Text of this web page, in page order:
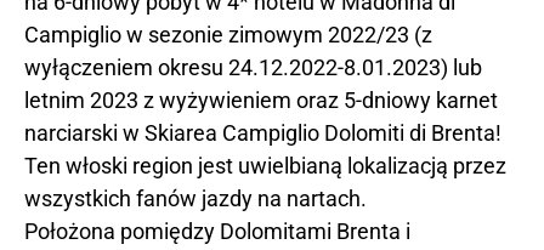
Campiglio w sezonie zimowym 2022/23 (z
wyłączeniem okresu 24.12.2022-8.01.2023) lub
letnim 2023 z wyżywieniem oraz 5-dniowy karnet
narciarski w Skiarea Campiglio Dolomiti di Brenta!
Ten włoski region jest uwielbianą lokalizacją przez
wszystkich fanów jazdy na nartach.
Położona pomiędzy Dolomitami Brenta i